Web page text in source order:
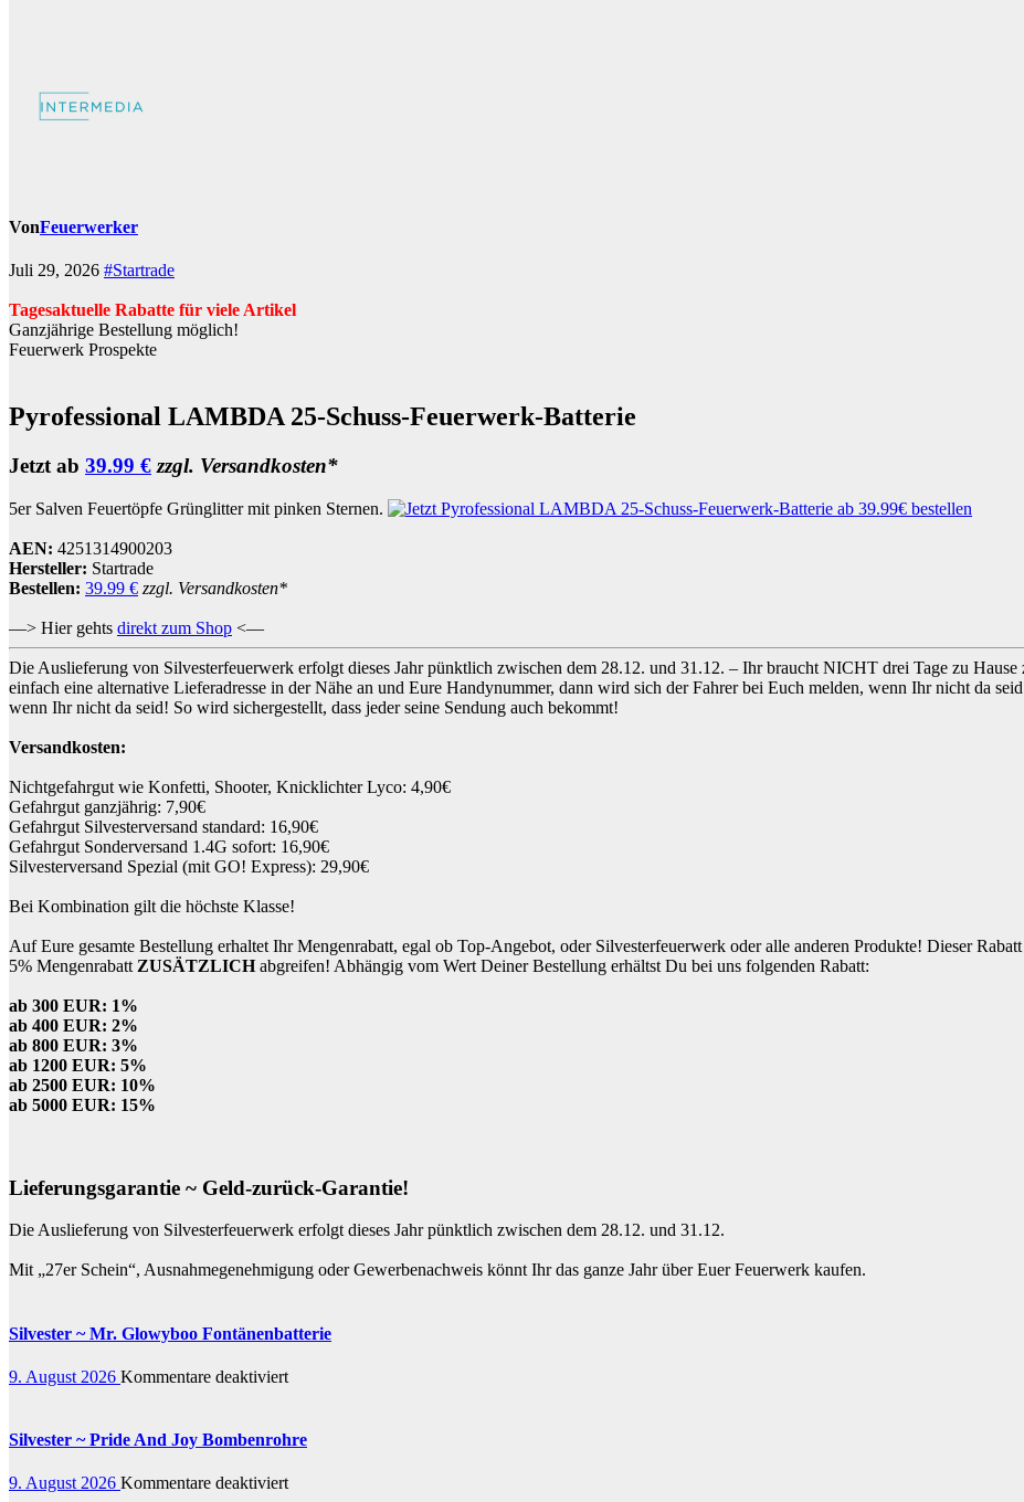
VonFeuerwerker
Juli 29, 2026 #Startrade
Tagesaktuelle Rabatte für viele Artikel
Ganzjährige Bestellung möglich!
Feuerwerk Prospekte
Pyrofessional LAMBDA 25-Schuss-Feuerwerk-Batterie
Jetzt ab 39.99 € zzgl. Versandkosten*
5er Salven Feuertöpfe Grünglitter mit pinken Sternen.
AEN: 4251314900203
Hersteller: Startrade
Bestellen: 39.99 € zzgl. Versandkosten*
—> Hier gehts direkt zum Shop <—
Die Auslieferung von Silvesterfeuerwerk erfolgt dieses Jahr pünktlich zwischen dem 28.12. und 31.12. – Ihr braucht NICHT drei Tage zu
einfach eine alternative Lieferadresse in der Nähe an und Eure Handynummer, dann wird sich der Fahrer bei Euch melden, wenn Ihr nicht da
wenn Ihr nicht da seid! So wird sichergestellt, dass jeder seine Sendung auch bekommt!
Versandkosten:
Nichtgefahrgut wie Konfetti, Shooter, Knicklichter Lyco: 4,90€
Gefahrgut ganzjährig: 7,90€
Gefahrgut Silvesterversand standard: 16,90€
Gefahrgut Sonderversand 1.4G sofort: 16,90€
Silvesterversand Spezial (mit GO! Express): 29,90€
Bei Kombination gilt die höchste Klasse!
Auf Eure gesamte Bestellung erhaltet Ihr Mengenrabatt, egal ob Top-Angebot, oder Silvesterfeuerwerk oder alle anderen Produkte! Dieser
5% Mengenrabatt ZUSÄTZLICHabgreifen! Abhängig vom Wert Deiner Bestellung erhältst Du bei uns folgenden Rabatt:
ab 300 EUR: 1%
ab 400 EUR: 2%
ab 800 EUR: 3%
ab 1200 EUR: 5%
ab 2500 EUR: 10%
ab 5000 EUR: 15%
Lieferungsgarantie ~ Geld-zurück-Garantie!
Die Auslieferung von Silvesterfeuerwerk erfolgt dieses Jahr pünktlich zwischen dem 28.12. und 31.12.
Mit „27er Schein“, Ausnahmegenehmigung oder Gewerbenachweis könnt Ihr das ganze Jahr über Euer Feuerwerk kaufen.
Silvester ~ Mr. Glowyboo Fontänenbatterie
9. August 2026 Kommentare deaktiviertfür
Mr.
Silvester ~ Pride And Joy Bombenrohre
9. August 2026 Kommentare deaktiviertfür